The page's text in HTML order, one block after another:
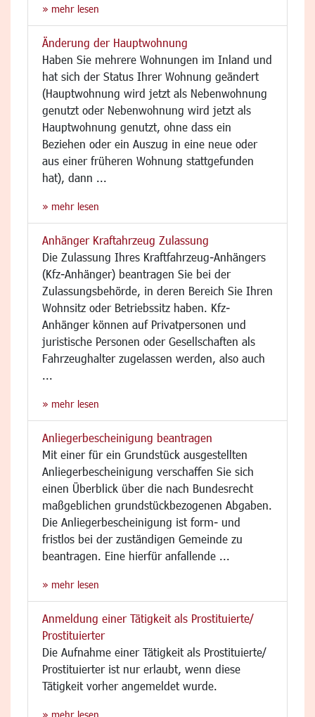
» mehr lesen
Änderung der Hauptwohnung
Haben Sie mehrere Wohnungen im Inland und
hat sich der Status Ihrer Wohnung geändert
(Hauptwohnung wird jetzt als Nebenwohnung
genutzt oder Nebenwohnung wird jetzt als
Hauptwohnung genutzt, ohne dass ein
Beziehen oder ein Auszug in eine neue oder
aus einer früheren Wohnung stattgefunden
hat), dann ...
» mehr lesen
Anhänger Kraftahrzeug Zulassung
Die Zulassung Ihres Kraftfahrzeug-Anhängers
(Kfz-Anhänger) beantragen Sie bei der
Zulassungsbehörde, in deren Bereich Sie Ihren
Wohnsitz oder Betriebssitz haben. Kfz-
Anhänger können auf Privatpersonen und
juristische Personen oder Gesellschaften als
Fahrzeughalter zugelassen werden, also auch
...
» mehr lesen
Anliegerbescheinigung beantragen
Mit einer für ein Grundstück ausgestellten
Anliegerbescheinigung verschaffen Sie sich
einen Überblick über die nach Bundesrecht
maßgeblichen grundstückbezogenen Abgaben.
Die Anliegerbescheinigung ist form- und
fristlos bei der zuständigen Gemeinde zu
beantragen. Eine hierfür anfallende ...
» mehr lesen
Anmeldung einer Tätigkeit als Prostituierte/
Prostituierter
Die Aufnahme einer Tätigkeit als Prostituierte/
Prostituierter ist nur erlaubt, wenn diese
Tätigkeit vorher angemeldet wurde.